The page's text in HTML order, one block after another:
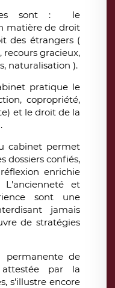
sont : le
matière de droit
des étrangers (
gracieux,
naturalisation ).
pratique le
copropriété,
et le droit de la
cabinet permet
dossiers confiés,
enrichie
et
sont une
jamais
de stratégies
permanente de
attestée par la
s'illustre encore